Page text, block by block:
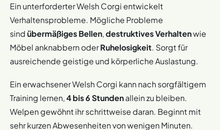
Ein unterforderter Welsh Corgi entwickelt
Verhaltensprobleme. Mögliche Probleme
sindübermäßiges Bellen,destruktives Verhaltenwie
Möbel anknabbern oderRuhelosigkeit. Sorgt für
ausreichende geistige und körperliche Auslastung.
Ein erwachsener Welsh Corgi kann nach sorgfältigem
Training lernen,4 bis 6 Stundenallein zu bleiben.
Welpen gewöhnt ihr schrittweise daran. Beginnt mit
sehr kurzen Abwesenheiten von wenigen Minuten.